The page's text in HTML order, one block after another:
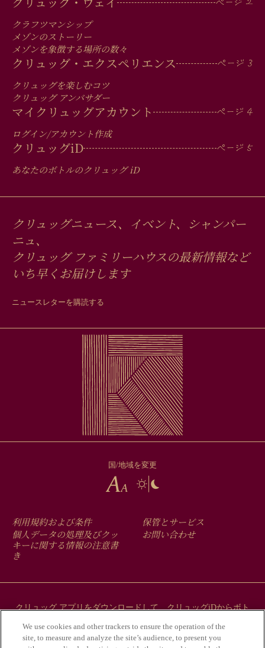
MEN
IN
FOOTER
クラフツマンシップ
メゾンのストーリー
メゾンを象徴する場所の数々
クリュッグ・エクスペリエンス
クリュッグを楽しむコツ
クリュッグ アンバサダー
マイクリュッグアカウント
ログイン/アカウント作成
クリュッグiD
あなたのボトルのクリュッグiD
クリュッグニュース、イベント、シャンパー
ニュ、
クリュッグ ファミリーハウスの最新情報など
いち早くお届けします
ニュースレターを購読する
国/地域を変更
FOOTER
MENU
利用規約および条件
個人データの処理及びクッ
キーに関する情報の注意書
き
保管とサービス
お問い合わせ
クリュッグ アプリをダウンロードして、クリュッグiDからボト
We use cookies and other trackers to ensure the operation of the
site, to measure and analyze the site’s audience, to present you